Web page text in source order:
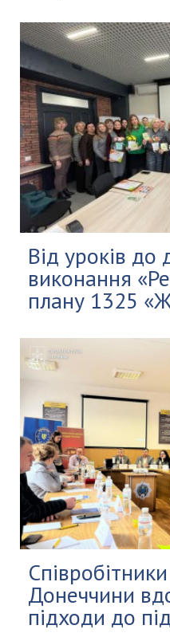
Від уроків до
виконання
плану 1325
Донеччини
підходи до